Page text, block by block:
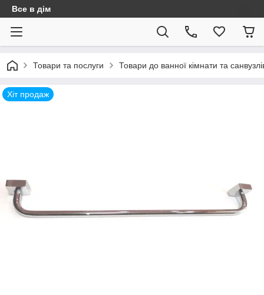
Все в дім
Товари та послуги Товари до ванної кімнати та
Хіт продаж